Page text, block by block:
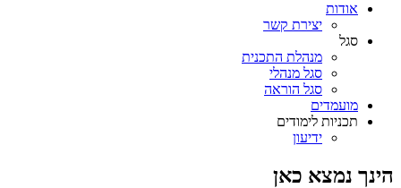
אודות
יצירת קשר
סגל
מנהלת התכנית
סגל מנהלי
סגל הוראה
מועמדים
תכניות לימודים
ידיעון
הינך נמצא כאן